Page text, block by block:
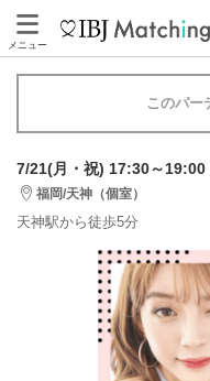
メニュー
このパー
7/21(月・祝) 17:30～19:00
福岡/天神（個室）
天神駅から徒歩5分